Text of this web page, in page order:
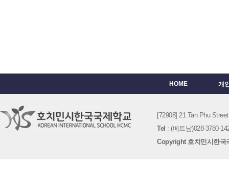
HOME 개
[72908] 21 Tan Phu
Tel : (베트남)028-3780-
Copyright 호치민시한국